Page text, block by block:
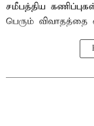
சமீபத்திய
பெரும் விவாதத்தை